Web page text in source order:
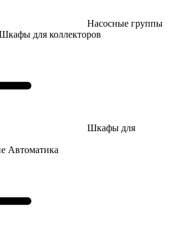
Насосные группы
для коллекторов
Шкафы для
Автоматика